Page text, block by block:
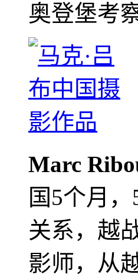
奥登堡考
Marc
国5个月
关系，越
影师，从